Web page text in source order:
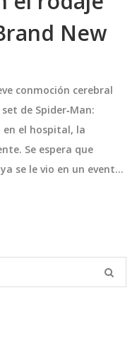
New
conmoción cerebral
de Spider‑Man:
en el hospital, la
Se espera que
se le vio en un evento
reabre el debate
acción.